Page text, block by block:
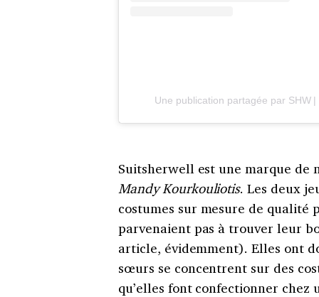
Une publication partagée par SHW
Suitsherwell est une marque de
Mandy Kourkouliotis. Les deux
costumes sur mesure de qualité
parvenaient pas à trouver leur
article, évidemment). Elles ont
sœurs se concentrent sur des
qu’elles font confectionner chez